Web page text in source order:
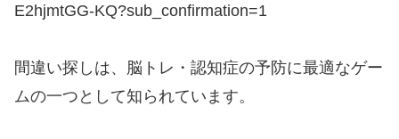
E2hjmtGG-KQ?sub_confirmation=1
間違い探しは、脳トレ・認知症の予防に最適なゲー
ムの一つとして知られています。